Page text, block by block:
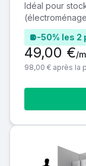
Idéal pour
-50% les 2
49,00 €/
98,00 € après la